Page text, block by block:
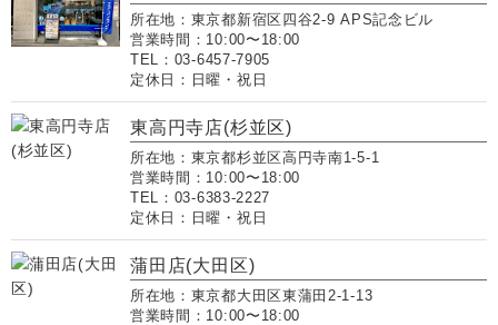
所在地：東京都新宿区四谷2-9 APS記念ビル
営業時間：10:00〜18:00
TEL：03-6457-7905
定休日：日曜・祝日
東高円寺店(杉並区)
所在地：東京都杉並区高円寺南1-5-1
営業時間：10:00〜18:00
TEL：03-6383-2227
定休日：日曜・祝日
蒲田店(大田区)
所在地：東京都大田区東蒲田2-1-13
営業時間：10:00〜18:00